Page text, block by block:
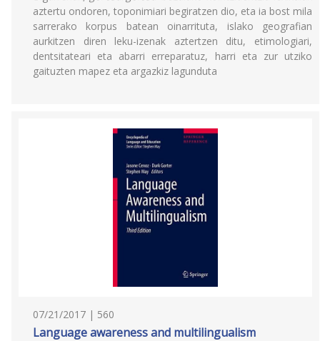
aztertu ondoren, toponimiari begiratzen dio, eta ia bost mila
sarrerako korpus batean oinarrituta, islako geografian
aurkitzen diren leku-izenak aztertzen ditu, etimologiari,
dentsitateari eta abarri erreparatuz, harri eta zur utziko
gaituzten mapez eta argazkiz lagunduta
07/21/2017 | 560
Language awareness and multilingualism